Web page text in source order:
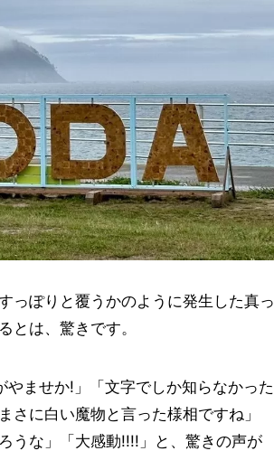
っぽりと覆うかのように発生した真っ
とは、驚きです。
ませか!」「文字でしか知らなかった
に白い魔物と言った様相ですね」
うな」「大感動!!!!」と、驚きの声が